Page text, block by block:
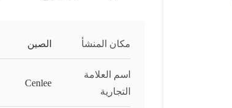
مكان المنشأ الصين
اسم العلامة
التجارية
Cenlee